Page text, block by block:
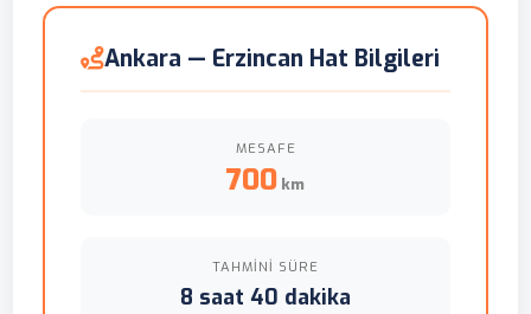
Ankara — Erzincan Hat Bilgileri
MESAFE
700 km
TAHMINI SÜRE
8 saat 40 dakika